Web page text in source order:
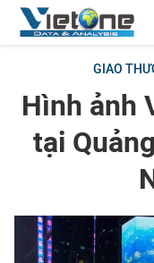
GIAO
Hình ảnh
tại